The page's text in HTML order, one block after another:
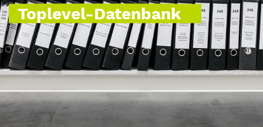
Toplevel-Datenbank